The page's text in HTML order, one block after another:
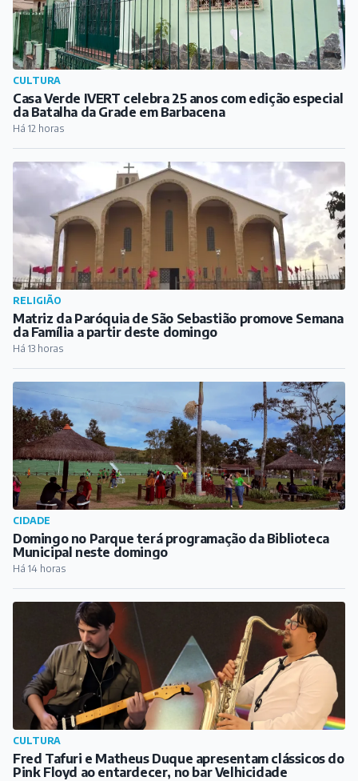
CULTURA
Casa Verde IVERT celebra 25 anos com edição especial
da Batalha da Grade em Barbacena
Há 12 horas
RELIGIÃO
Matriz da Paróquia de São Sebastião promove Semana
da Família a partir deste domingo
Há 13 horas
CIDADE
Domingo no Parque terá programação da Biblioteca
Municipal neste domingo
Há 14 horas
CULTURA
Fred Tafuri e Matheus Duque apresentam clássicos do
Pink Floyd ao entardecer, no bar Velhicidade